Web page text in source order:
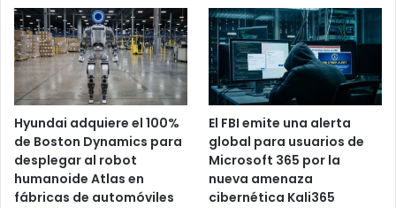
mostró una imagen de serenidad durante su proceso
judicial. Un día antes de su detención, cuando todo
indicaba que las autoridades iban por él, publicó una foto
jugando con sus perros de raza pastor alemán.
Condenado EEUU
Juan Orlando Hernández
Hyundai adquiere el 100%
de Boston Dynamics para
desplegar al robot
humanoide Atlas en
fábricas de automóviles
El FBI emite una alerta
global para usuarios de
Microsoft 365 por la
nueva amenaza
cibernética Kali365